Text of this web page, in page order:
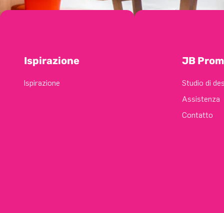
Ispirazione
Ispirazione
JB
Studio di
Assistenza
Contatto